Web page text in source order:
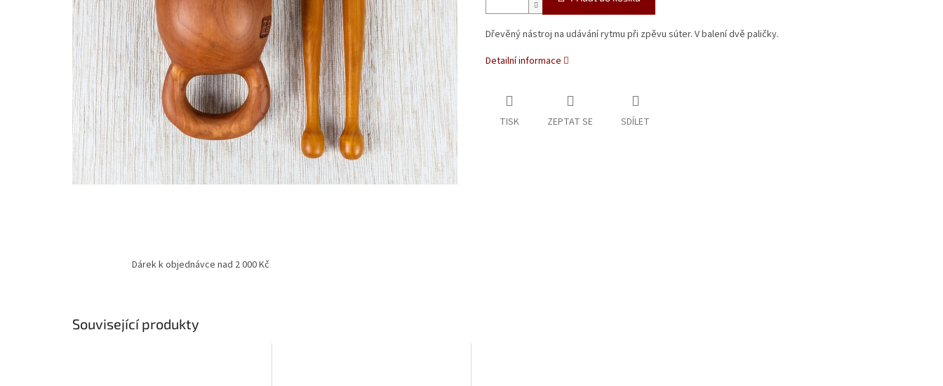
Dřevěný nástroj na udávání rytmu při zpěvu súter. V balení dvě paličky.
Detailní informace
TISK ZEPTAT SE SDÍLET
Dárek k objednávce nad 2 000 Kč
Související produkty